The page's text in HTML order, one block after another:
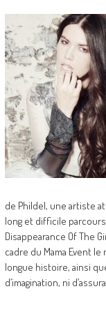
de Phildel, une artiste
long et difficile
Disappearance Of The
cadre du Mama Event
longue histoire, ainsi
d’imagination, ni